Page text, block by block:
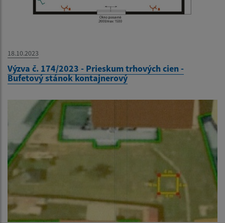
18.10.2023
Výzva č. 174/2023 - Prieskum trhových cien -
Bufetový stánok kontajnerový